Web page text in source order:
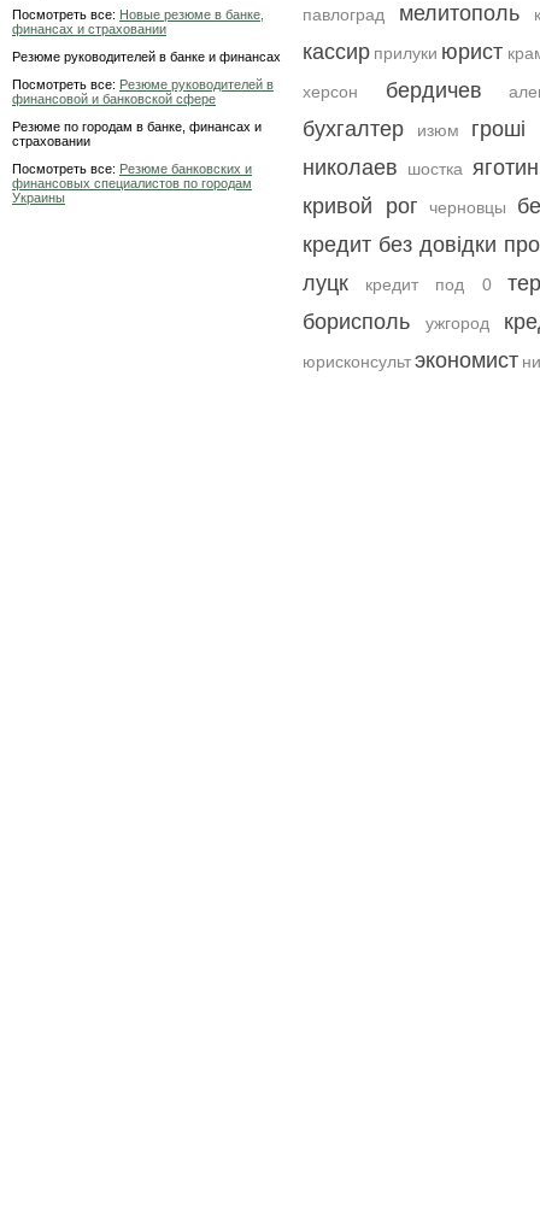
Посмотреть все: Новые резюме в банке,
финансах и страховании
Резюме руководителей в банке и финансах
Посмотреть все: Резюме руководителей в
финансовой и банковской сфере
Резюме по городам в банке, финансах и
страховании
Посмотреть все: Резюме банковских и
финансовых специалистов по городам
Украины
павлоград мелитополь
кассир прилуки юрист
херсон
бердичев
бухгалтер изюм
николаев
шостка яготин
кривой рог
черновцы
кредит без довідки
луцк
кредит под 0
борисполь
ужгород
юрисконсультэкономист